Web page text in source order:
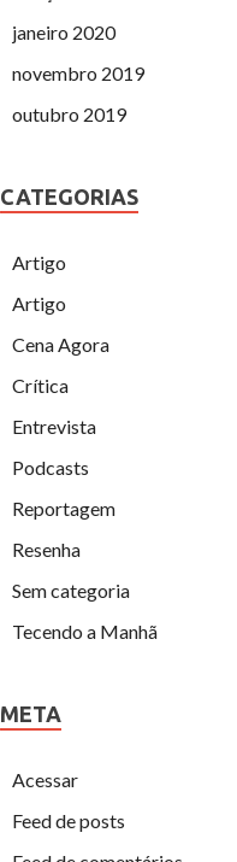
janeiro 2020
novembro 2019
outubro 2019
CATEGORIAS
Artigo
Artigo
Cena Agora
Crítica
Entrevista
Podcasts
Reportagem
Resenha
Sem categoria
Tecendo a Manhã
META
Acessar
Feed de posts